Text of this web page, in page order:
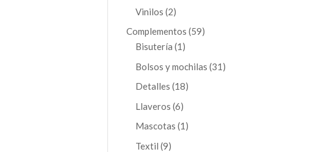
productos
Vinilos 22
productos
Complementos 5959
Bisutería 1 1
producto
Bolsos y mochilas 31 31
Detalles 1818
Llaveros 66
productos
Mascotas 1 1
Textil 99